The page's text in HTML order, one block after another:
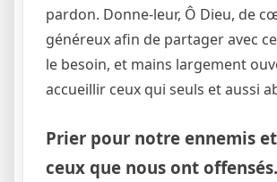
pardon. Donne-leur, Ô Dieu, de
généreux afin de partager avec
le besoin, et mains largement
accueillir ceux qui seuls et aussi
Prier pour notre ennemis
ceux que nous ont offensés.